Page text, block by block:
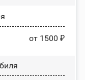
от 1500 ₽